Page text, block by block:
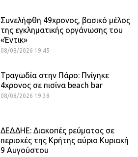
Συνελήφθη 49χρονος, βασικό μέλος
της εγκληματικής οργάνωσης του
«Έντικ»
08/08/2026 19:45
Τραγωδία στην Πάρο: Πνίγηκε
4χρονος σε πισίνα beach bar
08/08/2026 19:38
ΔΕΔΔΗΕ: Διακοπές ρεύματος σε
περιοχές της Κρήτης αύριο Κυριακή
9 Αυγούστου